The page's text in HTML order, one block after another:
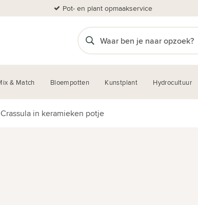
Pot- en plant opmaakservice
& Match Bloempotten Kunstplant Hydrocultuur
in keramieken potje